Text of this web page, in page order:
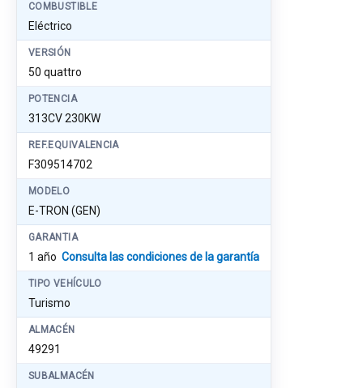
COMBUSTIBLE
Eléctrico
VERSIÓN
50 quattro
POTENCIA
313CV 230KW
REF.EQUIVALENCIA
F309514702
MODELO
E-TRON (GEN)
GARANTIA
1 año Consulta las condiciones de la garantía
TIPO VEHÍCULO
Turismo
ALMACÉN
49291
SUBALMACÉN